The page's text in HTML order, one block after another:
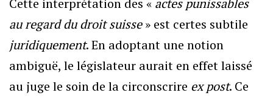
Cette interprétation des « actes punissables
au regard du droit suisse» est certes subtile
juridiquement. En adoptant une notion
ambiguë, le législateur aurait en effet laissé
au juge le soin de la circonscrire ex post. Ce